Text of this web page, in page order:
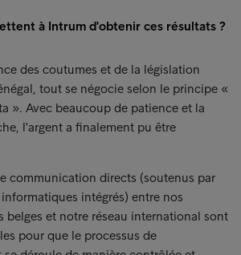
à Intrum d'obtenir ces résultats ?
des coutumes et de la législation
tout se négocie selon le principe «
». Avec beaucoup de patience et la
l'argent a finalement pu être
communication directs (soutenus par
intégrés) entre nos
belges et notre réseau international sont
pour que le processus de